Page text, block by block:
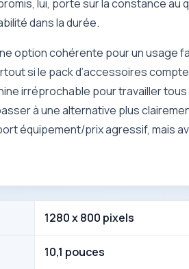
lui, porte sur la constance
dans la durée.
option cohérente pour un usage
si le pack d’accessoires
irréprochable pour travailler
à une alternative plus
équipement/prix agressif, mais
1280 x 800 pixels
10,1 pouces